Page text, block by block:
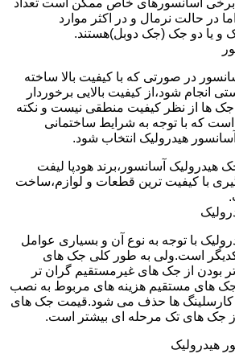
برخی آسانسورهای خاص ممکن است تعداد
در حالت نرمال و در اکثر موارد
و یا دو جک (جک دوبل)هستند.
در صورتی که با کیفیت بالا ساخته
انجام شود،از کیفیت بالایی برخوردار
جک ها از نظر کیفیت منطقی نیست و نکته
که با توجه به شرایط ساختمانی
هیدرولیک انتخاب شود.
هیدرولیک آسانسور،برند هودپا لیفت
با کیفیت ترین قطعات و لوازم،ساخت
با توجه به نوع آن و بسیاری عوامل
یکدیگر است.ولی به طور کلی جک های
بودن از جک های غیرمستقیم گران تر
های مستقیم هزینه های مربوط به نصب
کارسلینگ ها حذف می شود.قیمت جک های
جک های تک مرحله ای بیشتر است.
هیدرولیک